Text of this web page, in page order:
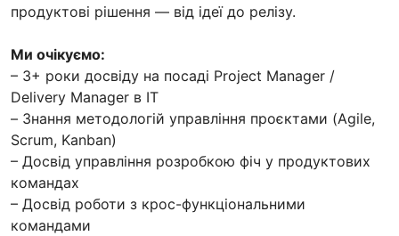
продуктові рішення — від ідеї до релізу.
Ми очікуємо:
– 3+ роки досвіду на посаді Project Manager /
Delivery Manager в IT
– Знання методологій управління проєктами (Agile,
Scrum, Kanban)
– Досвід управління розробкою фіч у продуктових
командах
– Досвід роботи з крос-функціональними
командами